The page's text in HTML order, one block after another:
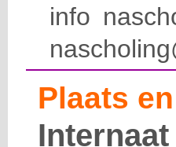
info
Plaats